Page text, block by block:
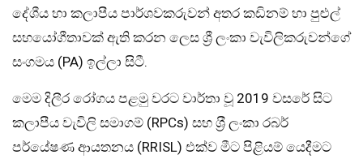
දේශීය හා කලාපීය පාර්ශවකරුවන් අතර කඩිනම් හා පුළුල්
සහයෝගීතාවක් ඇති කරන ලෙස ශ්‍රී ලංකා වැවිලිකරුවන්ගේ
සංගමය (PA) ඉල්ලා සිටී.
මෙම දිලීර රෝගය පළමු වරට වාර්තා වූ 2019 වසරේ සිට
කලාපීය වැවිලි සමාගම් (RPCs) සහ ශ‍්‍රී ලංකා රබර්
පර්යේෂණ ආයතනය (RRISL) එක්ව මීට පිළියම් යෙදීමට